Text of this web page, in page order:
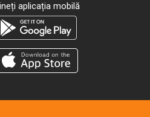
aplicația mobilă